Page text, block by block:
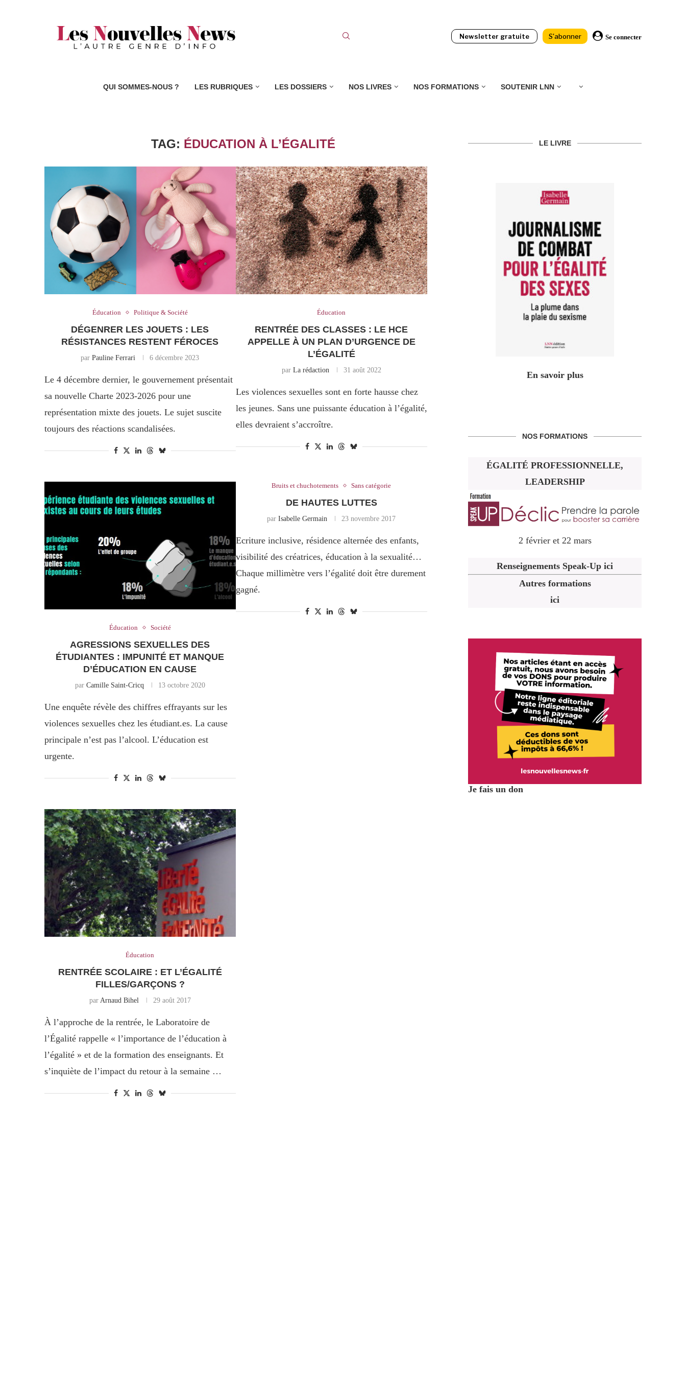
Newsletter gratuite S'abonner Se connecter
QUI SOMMES-NOUS ? LES RUBRIQUES LES DOSSIERS NOS LIVRES NOS FORMATIONS SOUTENIR LNN
TAG: ÉDUCATION À L’ÉGALITÉ
Éducation Politique & Société
DÉGENRER LES JOUETS : LES
RÉSISTANCES RESTENT FÉROCES
parPauline Ferrari 6 décembre 2023
Le 4 décembre dernier, le gouvernement présentait
sa nouvelle Charte 2023-2026 pour une
représentation mixte des jouets. Le sujet suscite
toujours des réactions scandalisées.
Éducation
RENTRÉE DES CLASSES : LE HCE
APPELLE À UN PLAN D’URGENCE DE
L’ÉGALITÉ
par La rédaction 31 août 2022
Les violences sexuelles sont en forte hausse chez
les jeunes. Sans une puissante éducation à l’égalité,
elles devraient s’accroître.
Éducation Société
AGRESSIONS SEXUELLES DES
ÉTUDIANTES : IMPUNITÉ ET MANQUE
D’ÉDUCATION EN CAUSE
par Camille Saint-Cricq 13 octobre 2020
Une enquête révèle des chiffres effrayants sur les
violences sexuelles chez les étudiant.es. La cause
principale n’est pas l’alcool. L’éducation est
urgente.
Bruits et chuchotements Sans catégorie
DE HAUTES LUTTES
parIsabelle Germain 23 novembre 2017
Ecriture inclusive, résidence alternée des enfants,
visibilité des créatrices, éducation à la sexualité…
Chaque millimètre vers l’égalité doit être durement
gagné.
Éducation
RENTRÉE SCOLAIRE : ET L’ÉGALITÉ
FILLES/GARÇONS ?
par Arnaud Bihel 29 août 2017
À l’approche de la rentrée, le Laboratoire de
l’Égalité rappelle « l’importance de l’éducation à
l’égalité » et de la formation des enseignants. Et
s’inquiète de l’impact du retour à la semaine …
LE LIVRE
En savoir plus
NOS FORMATIONS
ÉGALITÉ PROFESSIONNELLE,
LEADERSHIP
2 février et 22 mars
Renseignements Speak-Up ici
Autres formations
ici
Je fais un don